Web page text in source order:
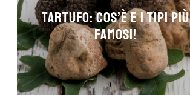
Tartufo: cos’è e i tipi più
famosi!